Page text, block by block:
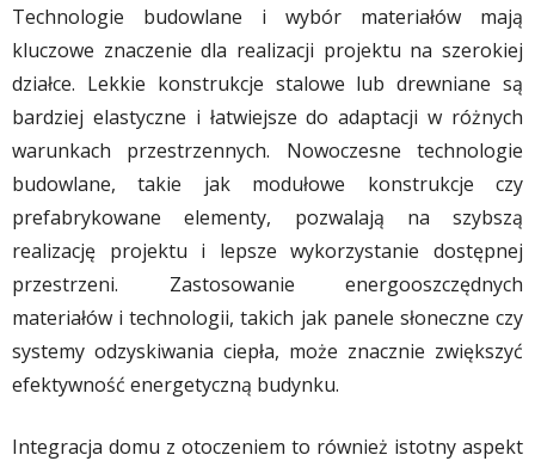
Technologie budowlane i wybór materiałów mają
kluczowe znaczenie dla realizacji projektu na szerokiej
działce. Lekkie konstrukcje stalowe lub drewniane są
bardziej elastyczne i łatwiejsze do adaptacji w różnych
warunkach przestrzennych. Nowoczesne technologie
budowlane, takie jak modułowe konstrukcje czy
prefabrykowane elementy, pozwalają na szybszą
realizację projektu i lepsze wykorzystanie dostępnej
przestrzeni. Zastosowanie energooszczędnych
materiałów i technologii, takich jak panele słoneczne czy
systemy odzyskiwania ciepła, może znacznie zwiększyć
efektywność energetyczną budynku.
Integracja domu z otoczeniem to również istotny aspekt